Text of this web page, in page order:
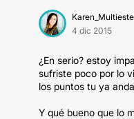
4 dic 2015
¿En serio? estoy
sufriste poco por lo
los puntos tu ya
Y qué bueno que lo